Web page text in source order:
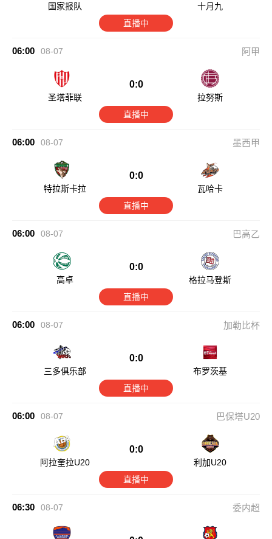
国家报队
十月九
直播中
06:00 08-07 阿甲
圣塔菲联
0:0
拉努斯
直播中
06:00 08-07 墨西甲
特拉斯卡拉
0:0
瓦哈卡
直播中
06:00 08-07 巴高乙
高卓
0:0
格拉马登斯
直播中
06:00 08-07 加勒比杯
三多俱乐部
0:0
布罗茨基
直播中
06:00 08-07 巴保塔U20
阿拉奎拉U20
0:0
利加U20
直播中
06:30 08-07 委内超